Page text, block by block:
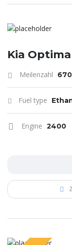
Kia Optima
Meilenzahl
Fuel type
Engine 2400